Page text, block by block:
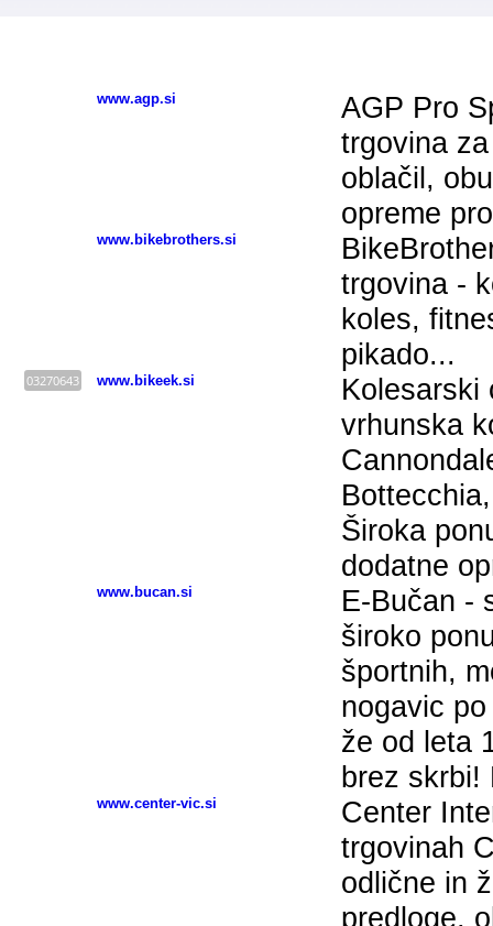
www.agp.si
AGP Pro
trgovina
oblačil,
opreme
www.bikebrothers.si
trgovina -
koles,
pikado...
03270643 www.bikeek.si
Kolesarski
vrhunska
Široka
dodatne
www.bucan.si
E-Bučan -
široko
športnih,
nogavic
že od leta
brez skrbi!
www.center-vic.si
Center
trgovinah
odlične in
predloge,